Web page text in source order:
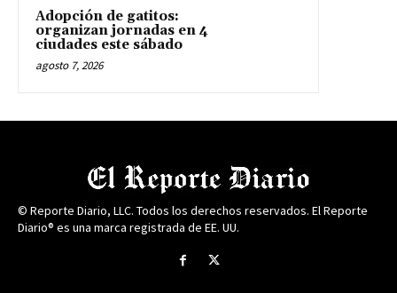
Adopción de gatitos:
organizan jornadas en 4
ciudades este sábado
agosto 7, 2026
© Reporte Diario, LLC. Todos los derechos reservados. El Reporte
Diario® es una marca registrada de EE. UU.